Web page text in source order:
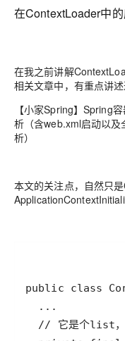
在ContextLoader中
在我之前讲解
相关文章中，有重点讲述
【小家Spring】Spring
析（含web.xml启动以
析）
本文的关注点，自然只